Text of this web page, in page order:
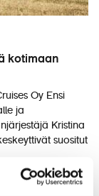
kotimaan
Oy Ensi
ja
Kristina
suositut